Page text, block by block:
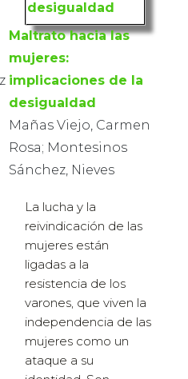
Maltrato hacia las
mujeres:
implicaciones de la
desigualdad
Mañas Viejo, Carmen
Rosa; Montesinos
Sánchez, Nieves
La lucha y la
reivindicación de las
mujeres están
ligadas a la
resistencia de los
varones, que viven la
independencia de las
mujeres como un
ataque a su